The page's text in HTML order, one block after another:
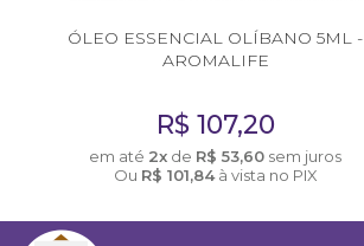
ÓLEO ESSENCIAL OLÍBANO 5ML -
AROMALIFE
R$ 107,20
em até 2x de R$53,60 sem juros
Ou R$ 101,84à vista no PIX